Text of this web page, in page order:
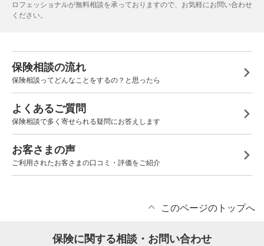
ロフェッショナルが無料相談を承っておりますので、お気軽にお問い合わせ
ください。
保険相談の流れ
保険相談ってどんなことをするの？と思ったら
よくあるご質問
保険相談で多く寄せられる疑問にお答えします
お客さまの声
ご利用されたお客さまの口コミ・評価をご紹介
このページのトップへ
保険に関する相談・お問い合わせ